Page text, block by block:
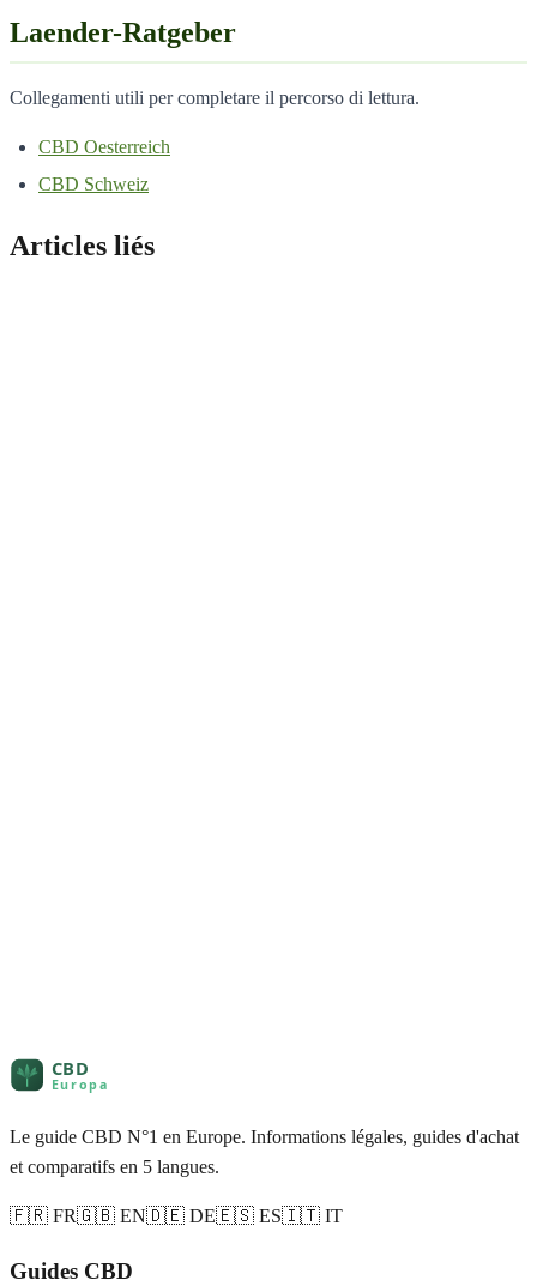
Laender-Ratgeber
Collegamenti utili per completare il percorso di lettura.
CBD Oesterreich
CBD Schweiz
Articles liés
Le guide CBD N°1 en Europe. Informations légales, guides d'achat
et comparatifs en 5 langues.
🇫🇷 FR🇬🇧 EN🇩🇪 DE🇪🇸 ES🇮🇹 IT
Guides CBD